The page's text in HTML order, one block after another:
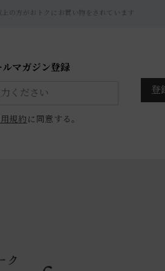
の方がおトクにお買い物をされています
ルマガジン登録
登
規約 に同意する。